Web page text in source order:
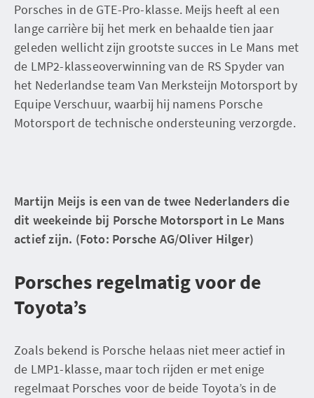
Porsches in de GTE-Pro-klasse. Meijs heeft al een
lange carrière bij het merk en behaalde tien jaar
geleden wellicht zijn grootste succes in Le Mans met
de LMP2-klasseoverwinning van de RS Spyder van
het Nederlandse team Van Merksteijn Motorsport by
Equipe Verschuur, waarbij hij namens Porsche
Motorsport de technische ondersteuning verzorgde.
Martijn Meijs is een van de twee Nederlanders die
dit weekeinde bij Porsche Motorsport in Le Mans
actief zijn. (Foto: Porsche AG/Oliver Hilger)
Porsches regelmatig voor de
Toyota’s
Zoals bekend is Porsche helaas niet meer actief in
de LMP1-klasse, maar toch rijden er met enige
regelmaat Porsches voor de beide Toyota’s in de